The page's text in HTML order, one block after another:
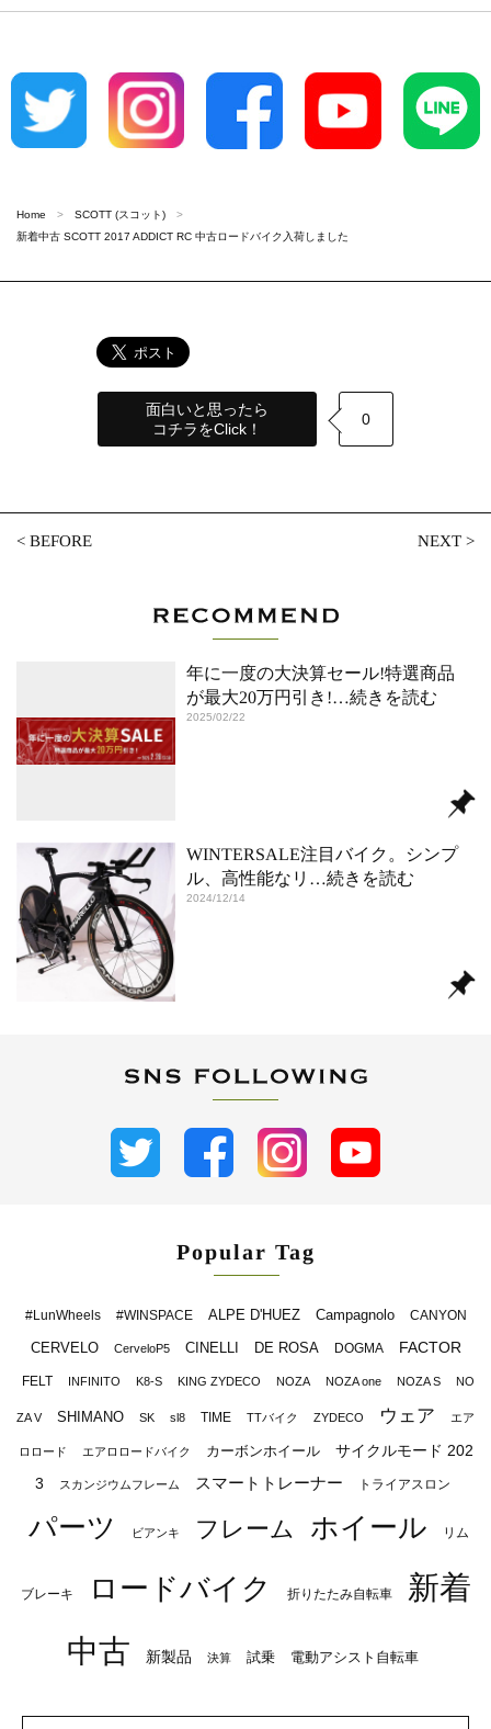
Home
SCOTT (スコット)
新着中古 SCOTT 2017 ADDICT RC 中古ロードバイク入荷しました
面白いと思ったら
コチラをClick！
0
<BEFORE NEXT>
年に一度の大決算セール!特選商品
が最大20万円引き!…続きを読む
2025/02/22
WINTERSALE注目バイク。シンプ
ル、高性能なリ …続きを読む
2024/12/14
Popular Tag
#LunWheels #WINSPACE ALPE D'HUEZ Campagnolo CANYON
CERVELO CerveloP5 CINELLI DE ROSA DOGMA FACTOR
FELT INFINITO K8-S KING ZYDECO NOZA NOZA one NOZA S NO
ZA V SHIMANO SK sl8 TIME TTバイク ZYDECO ウェア エア
ロロード エアロロードバイク カーボンホイール
サイクルモード 202
3
スカンジウムフレーム スマートトレーナー トライアスロン
パーツ ビアンキ フレーム ホイール リム
ブレーキ ロードバイク 折りたたみ自転車
新着
中古
新製品 決算 試乗 電動アシスト自転車